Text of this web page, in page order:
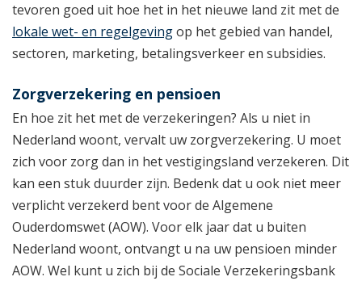
tevoren goed uit hoe het in het nieuwe land zit met de
lokale wet- en regelgevingop het gebied van handel,
sectoren, marketing, betalingsverkeer en subsidies.
Zorgverzekering en pensioen
En hoe zit het met de verzekeringen? Als u niet in
Nederland woont, vervalt uw zorgverzekering. U moet
zich voor zorg dan in het vestigingsland verzekeren. Dit
kan een stuk duurder zijn. Bedenk dat u ook niet meer
verplicht verzekerd bent voor de Algemene
Ouderdomswet (AOW). Voor elk jaar dat u buiten
Nederland woont, ontvangt u na uw pensioen minder
AOW. Wel kunt u zich bij de Sociale Verzekeringsbank